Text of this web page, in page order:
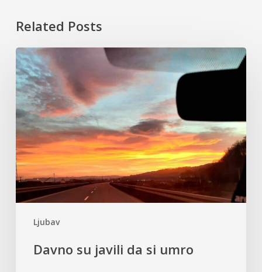
Related Posts
Ljubav
Davno
su
javili
da
si
umro
Davno su javili da si umro